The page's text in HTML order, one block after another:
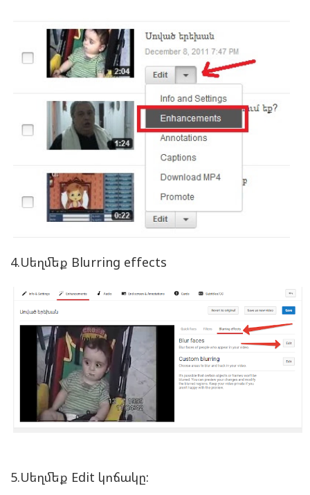
4.Սեղմեք Blurring effects
5.Սեղմեք Edit կոճակը: